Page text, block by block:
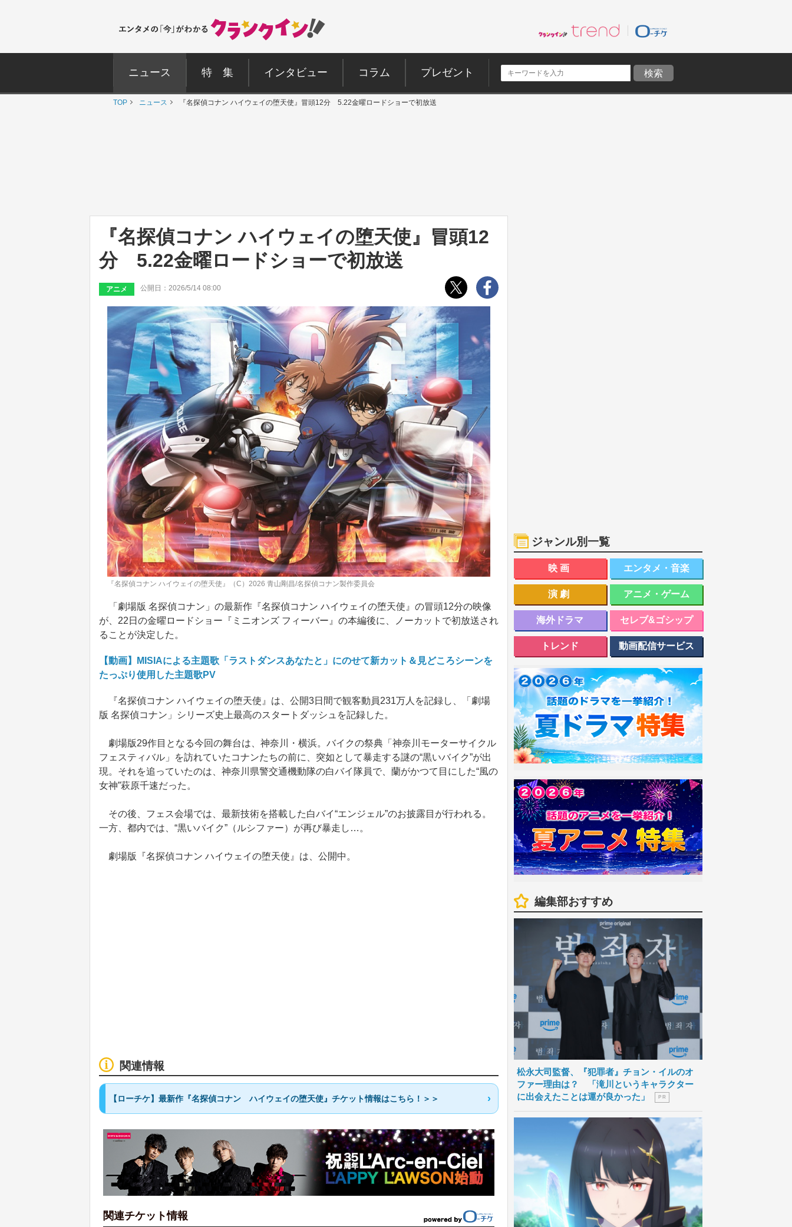
ニュース 特 集 インタビュー コラム プレゼント
TOP ニュース 『名探偵コナン ハイウェイの堕天使』冒頭12分 5.22金曜ロードショーで初放送
『名探偵コナン ハイウェイの堕天使』冒頭12
分 5.22金曜ロードショーで初放送
アニメ 公開日：2026/5/14 08:00
『名探偵コナン ハイウェイの堕天使』（C）2026 ⻘山剛昌/名探偵コナン製作委員会
「劇場版 名探偵コナン」の最新作『名探偵コナン ハイウェイの堕天使』の冒頭12分の映像
が、22日の金曜ロードショー『ミニオンズ フィーバー』の本編後に、ノーカットで初放送され
ることが決定した。
【動画】MISIAによる主題歌「ラストダンスあなたと」にのせて新カット＆見どころシーンを
たっぷり使用した主題歌PV
『名探偵コナン ハイウェイの堕天使』は、公開3日間で観客動員231万人を記録し、「劇場
版 名探偵コナン」シリーズ史上最高のスタートダッシュを記録した。
劇場版29作目となる今回の舞台は、神奈川・横浜。バイクの祭典「神奈川モーターサイクル
フェスティバル」を訪れていたコナンたちの前に、突如として暴走する謎の“黒いバイク”が出
現。それを追っていたのは、神奈川県警交通機動隊の白バイ隊員で、蘭がかつて目にした“風の
女神”萩原千速だった。
その後、フェス会場では、最新技術を搭載した白バイ“エンジェル”のお披露目が行われる。
一方、都内では、“黒いバイク”（ルシファー）が再び暴走し…。
劇場版『名探偵コナン ハイウェイの堕天使』は、公開中。
関連情報
【ローチケ】最新作『名探偵コナン ハイウェイの堕天使』チケット情報はこちら！＞＞
関連チケット情報
ジャンル別一覧
映画 エンタメ・音楽
演劇 アニメ・ゲーム
海外ドラマ セレブ&ゴシップ
トレンド 動画配信サービス
編集部おすすめ
松永大司監督、『犯罪者』チョン・イルのオ
ファー理由は？ 「滝川というキャラクター
に出会えたことは運が良かった」
P R